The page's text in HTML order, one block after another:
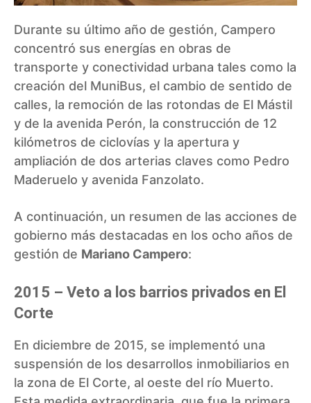
Durante su último año de gestión, Campero
concentró sus energías en obras de
transporte y conectividad urbana tales como la
creación del MuniBus, el cambio de sentido de
calles, la remoción de las rotondas de El Mástil
y de la avenida Perón, la construcción de 12
kilómetros de ciclovías y la apertura y
ampliación de dos arterias claves como Pedro
Maderuelo y avenida Fanzolato.
A continuación, un resumen de las acciones de
gobierno más destacadas en los ocho años de
gestión de Mariano Campero:
2015 – Veto a los barrios privados en El
Corte
En diciembre de 2015, se implementó una
suspensión de los desarrollos inmobiliarios en
la zona de El Corte, al oeste del río Muerto.